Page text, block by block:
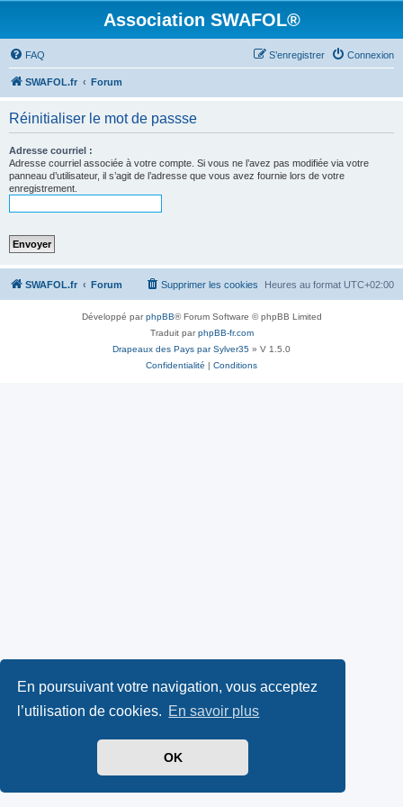
En poursuivant votre navigation, vous acceptez
l’utilisation de cookies. En savoir plus
OK
Association SWAFOL®
FAQ Connexion
S’enregistrer
SWAFOL.fr Forum
Réinitialiser le mot de passse
Adresse courriel :
Adresse courriel associée à votre compte. Si vous ne l’avez pas modifiée via votre
panneau d’utilisateur, il s’agit de l’adresse que vous avez fournie lors de votre
enregistrement.
SWAFOL.fr Forum Heures au format UTC+02:00
Supprimer les cookies
Développé parphpBB® Forum Software © phpBB Limited
Traduit parphpBB-fr.com
Drapeaux des Pays par Sylver35 » V 1.5.0
Confidentialité | Conditions